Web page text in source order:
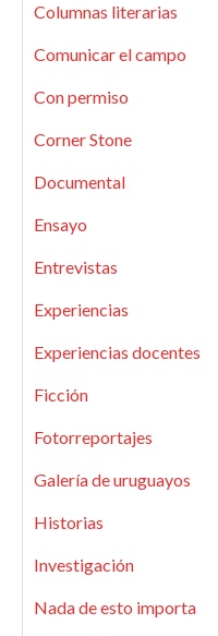
Columnas literarias
Comunicar el campo
Con permiso
Corner Stone
Documental
Ensayo
Entrevistas
Experiencias
Experiencias docentes
Ficción
Fotorreportajes
Galería de uruguayos
Historias
Investigación
Nada de esto importa